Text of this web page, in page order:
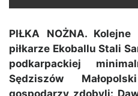
PIŁKA NOŻNA.
piłkarze Ekoballu Stali
podkarpackiej
Sędziszów
gospodarzy zdobyli: